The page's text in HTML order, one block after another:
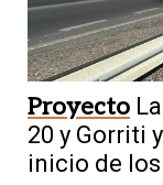
Proyecto
20 y Gorriti
inicio de